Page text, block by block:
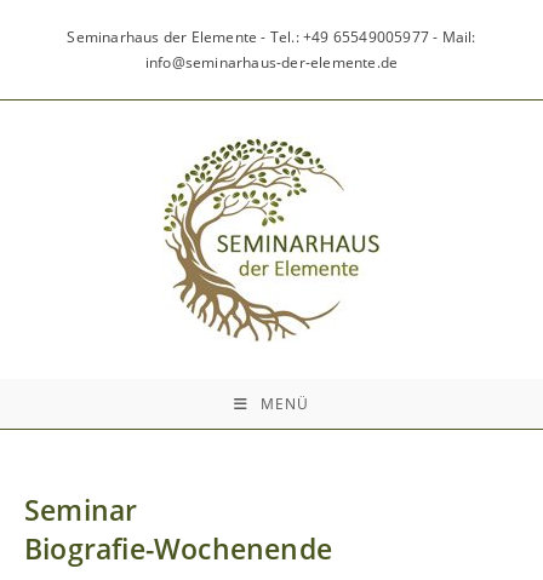
Seminarhaus der Elemente - Tel.: +49 65549005977 - Mail:
info@seminarhaus-der-elemente.de
MENÜ
Seminar
Biografie-Wochenende